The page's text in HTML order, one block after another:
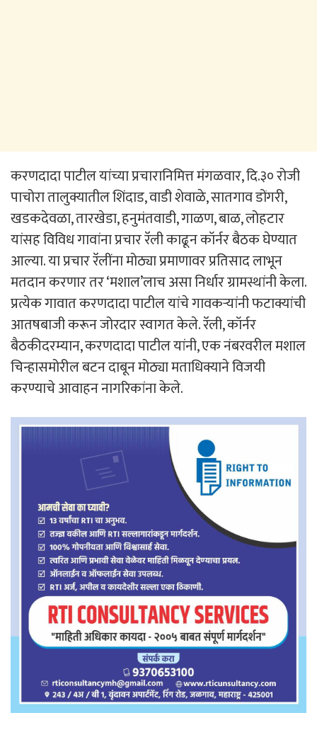
करणदादा पाटील यांच्या प्रचारानिमित्त मंगळवार, दि.३० रोजी
पाचोरा तालुक्यातील शिंदाड, वाडी शेवाळे, सातगाव डोंगरी,
खडकदेवळा, तारखेडा, हनुमंतवाडी, गाळण, बाळ, लोहटार
यांसह विविध गावांना प्रचार रॅली काढून कॉर्नर बैठक घेण्यात
आल्या. या प्रचार रॅलींना मोठ्या प्रमाणावर प्रतिसाद लाभून
मतदान करणार तर ‘मशाल’लाच असा निर्धार ग्रामस्थांनी केला.
प्रत्येक गावात करणदादा पाटील यांचे गावकऱ्यांनी फटाक्यांची
आतषबाजी करून जोरदार स्वागत केले. रॅली, कॉर्नर
बैठकीदरम्यान, करणदादा पाटील यांनी, एक नंबरवरील मशाल
चिन्हासमोरील बटन दाबून मोठ्या मताधिक्याने विजयी
करण्याचे आवाहन नागरिकांना केले.